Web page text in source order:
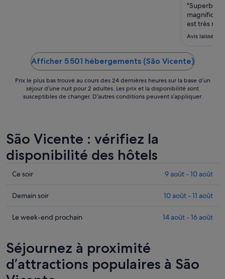
"Superbe
est très
par la
simple
Avis laissé le
Afficher 5 501 hébergements (São Vicente)
Prix le plus bas trouvé au cours des 24 dernières heures sur la base d’un
séjour d’une nuit pour 2 adultes. Les prix et la disponibilité sont
susceptibles de changer. D’autres conditions peuvent s’appliquer.
São Vicente : vérifiez la
disponibilité des hôtels
Consulter
prix
São
cette
nuit,
9
Ce soir 9 août - 10 août
Consulter
prix
Vicente
pour
demain
Demain soir 10 août - 11 août
Consulter
à
São
Vicente
Le week-end prochain 14 août - 16 août
Séjournez à proximité
d’attractions populaires à São